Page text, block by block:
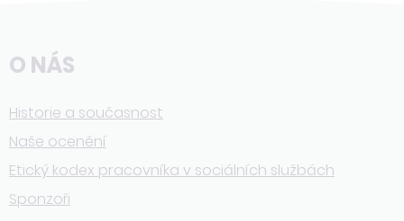
O NÁS
Historie a současnost
Naše ocenění
Etický kodex pracovníka v sociálních službách
Sponzoři